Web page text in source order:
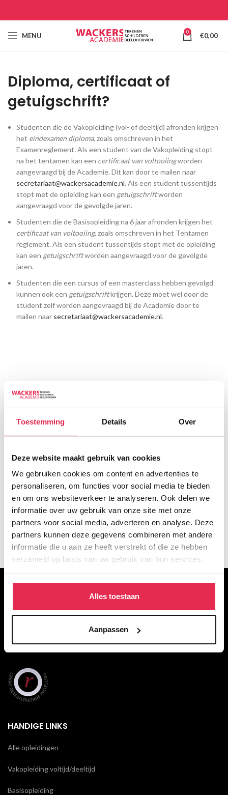
Toestemming Details Over
Deze website maakt gebruik van cookies
We gebruiken cookies om content en advertenties te
personaliseren, om functies voor social media te bieden
en om ons websiteverkeer te analyseren. Ook delen we
informatie over uw gebruik van onze site met onze
partners voor social media, adverteren en analyse. Deze
partners kunnen deze gegevens combineren met andere
informatie die u aan ze heeft verstrekt of die ze hebben
verzameld op basis van uw gebruik van hun services.
Alles toestaan
Aanpassen
MENU 0 €0,00
Diploma, certificaat of
getuigschrift?
Studenten die de Vakopleiding (vol- of deeltijd) afronden krijgen
het eindexamen diploma, zoals omschreven in het
Examenreglement. Als een student van de Vakopleiding stopt
na het tentamen kan een certificaat van voltooiingworden
aangevraagd bij de Academie. Dit kan door te mailen naar
secretariaat@wackersacademie.nl. Als een student tussentijds
stopt met de opleiding kan een getuigschriftworden
aangevraagd voor de gevolgde jaren.
Studenten die de Basisopleiding na 6 jaar afronden krijgen het
certificaat van voltooiing, zoals omschreven in het Tentamen
reglement. Als een student tussentijds stopt met de opleiding
kan een getuigschriftworden aangevraagd voor de gevolgde
jaren.
Studenten die een cursus of een masterclass hebben gevolgd
kunnen ook een getuigschriftkrijgen. Deze moet wel door de
student zelf worden aangevraagd bij de Academie door te
mailen naar secretariaat@wackersacademie.nl.
De Wackers Academie is een particulier opleidingsinstituut voor
figuratief tekenen, schilderen en beeldhouwen. Met voltijd- en
HANDIGE LINKS
Alle opleidingen
Vakopleiding voltijd/deeltijd
Basisopleiding